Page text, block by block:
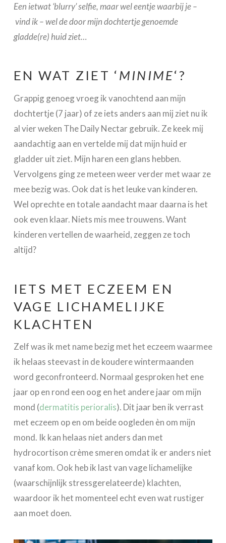
Een ietwat ‘blurry’ selfie, maar wel eentje waarbij je –
vind ik – wel de door mijn dochtertje genoemde
gladde(re) huid ziet…
EN WAT ZIET ‘ MINIME‘?
Grappig genoeg vroeg ik vanochtend aan mijn
dochtertje (7 jaar) of ze iets anders aan mij ziet nu ik
al vier weken The Daily Nectar gebruik. Ze keek mij
aandachtig aan en vertelde mij dat mijn huid er
gladder uit ziet. Mijn haren een glans hebben.
Vervolgens ging ze meteen weer verder met waar ze
mee bezig was. Ook dat is het leuke van kinderen.
Wel oprechte en totale aandacht maar daarna is het
ook even klaar. Niets mis mee trouwens. Want
kinderen vertellen de waarheid, zeggen ze toch
altijd?
IETS MET ECZEEM EN
VAGE LICHAMELIJKE
KLACHTEN
Zelf was ik met name bezig met het eczeem waarmee
ik helaas steevast in de koudere wintermaanden
word geconfronteerd. Normaal gesproken het ene
jaar op en rond een oog en het andere jaar om mijn
mond (dermatitis perioralis). Dit jaar ben ik verrast
met eczeem op en om beide oogleden èn om mijn
mond. Ik kan helaas niet anders dan met
hydrocortison crème smeren omdat ik er anders niet
vanaf kom. Ook heb ik last van vage lichamelijke
(waarschijnlijk stressgerelateerde) klachten,
waardoor ik het momenteel echt even wat rustiger
aan moet doen.